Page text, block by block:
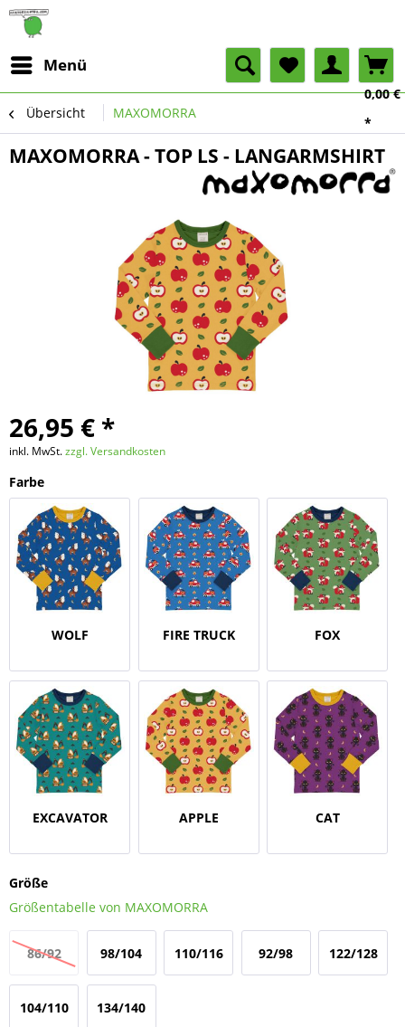
Menü
0,00 €
*
Übersicht MAXOMORRA
MAXOMORRA - TOP LS - LANGARMSHIRT
26,95 € *
inkl. MwSt.zzgl. Versandkosten
Farbe
WOLF FIRE TRUCK FOX
EXCAVATOR APPLE CAT
Größe
Größentabelle von MAXOMORRA
86/92 98/104 110/116 92/98 122/128
104/110 134/140